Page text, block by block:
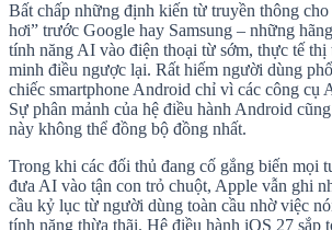
Bất chấp những định kiến từ truyền thông
hơi” trước Google hay Samsung – những
tính năng AI vào điện thoại từ sớm, thực tế
minh điều ngược lại. Rất hiếm người dùng
chiếc smartphone Android chỉ vì các công cụ
Sự phân mảnh của hệ điều hành Android
này không thể đồng bộ đồng nhất.
Trong khi các đối thủ đang cố gắng biến mọi
đưa AI vào tận con trỏ chuột, Apple vẫn ghi
cầu kỷ lục từ người dùng toàn cầu nhờ việc
tính năng thừa thãi. Hệ điều hành iOS 27 sắp